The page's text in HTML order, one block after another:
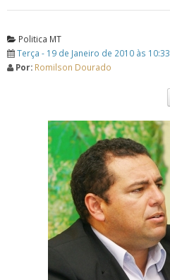
Politica MT
Terça - 19 de Janeiro de 2010 às 10:33
Por: Romilson Dourado